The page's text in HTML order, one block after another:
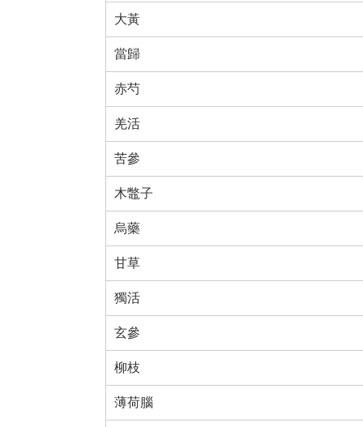
大黃
當歸
赤芍
羌活
苦參
木鼈子
烏藥
甘草
獨活
玄參
柳枝
薄荷腦